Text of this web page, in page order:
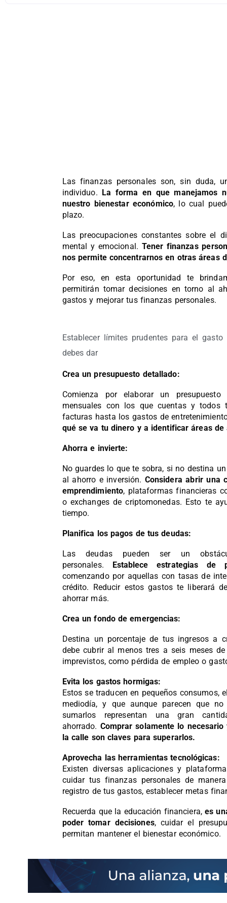
Las finanzas personales son, sin duda,
individuo. La forma en que manejamos
nuestro bienestar económico, lo cual
plazo.
Las preocupaciones constantes sobre el
mental y emocional. Tener finanzas
nos permite concentrarnos en otras áreas
Por eso, en esta oportunidad te
permitirán tomar decisiones en torno al
gastos y mejorar tus finanzas personales.
Establecer límites prudentes para el
debes dar
Crea un presupuesto detallado:
Comienza por elaborar un
mensuales con los que cuentas y
facturas hasta los gastos de
qué se va tu dinero y a identificar áreas de
Ahorra e invierte:
No guardes lo que te sobra, si no destina
al ahorro e inversión. Considera abrir una
emprendimiento, plataformas financieras
o exchanges de criptomonedas. Esto te
tiempo.
Planifica los pagos de tus deudas:
Las deudas pueden ser un
personales. Establece estrategias
comenzando por aquellas con tasas de
crédito. Reducir estos gastos te liberará
ahorrar más.
Crea un fondo de emergencias:
Destina un porcentaje de tus ingresos a
debe cubrir al menos tres a seis meses
imprevistos, como pérdida de empleo o
Evita los gastos hormigas:
Estos se traducen en pequeños consumos,
mediodía, y que aunque parecen que
sumarlos representan una gran
ahorrado. Comprar solamente lo
la calle son claves para superarlos.
Aprovecha las herramientas tecnológicas:
Existen diversas aplicaciones y
cuidar tus finanzas personales de
registro de tus gastos, establecer metas
Recuerda que la educación financiera,es
poder tomar decisiones, cuidar el
permitan mantener el bienestar económico.